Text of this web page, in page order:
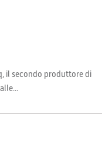
il secondo produttore di